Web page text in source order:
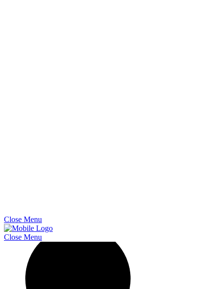
Close Menu
Close Menu